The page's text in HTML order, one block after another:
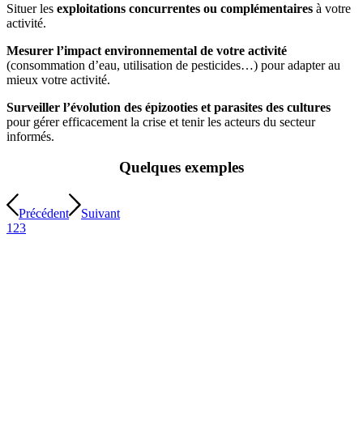
Situer les exploitations concurrentes ou complémentaires à votre
activité.
Mesurer l’impact environnemental de votre activité
(consommation d’eau, utilisation de pesticides…) pour adapter au
mieux votre activité.
Surveiller l’évolution des épizooties et parasites des cultures
pour gérer efficacement la crise et tenir les acteurs du secteur
informés.
Quelques exemples
Précédent
Suivant
1 23